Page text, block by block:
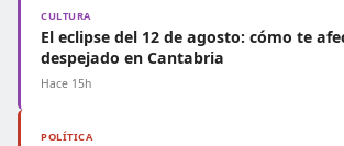
CULTURA
El eclipse del 12 de agosto: cómo te
despejado en Cantabria
Hace 15h
POLÍTICA